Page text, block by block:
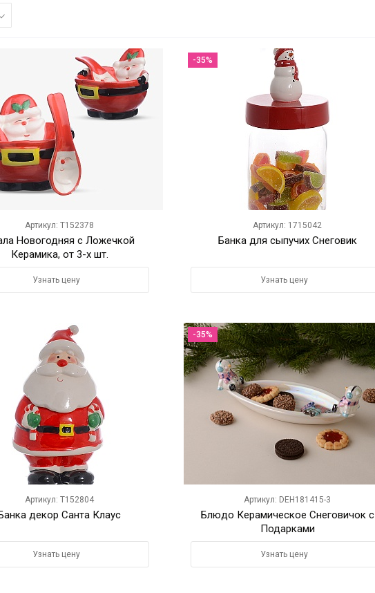
Артикул: T152378
Новогодняя с Ложечкой
Керамика, от 3-х шт.
Узнать цену
-35%
Артикул: 1715042
Банка для сыпучих Снеговик
Узнать цену
Артикул: T152804
декор Санта Клаус
Узнать цену
-35%
Артикул: DEH181415-3
Блюдо Керамическое Снеговичок с
Подарками
Узнать цену